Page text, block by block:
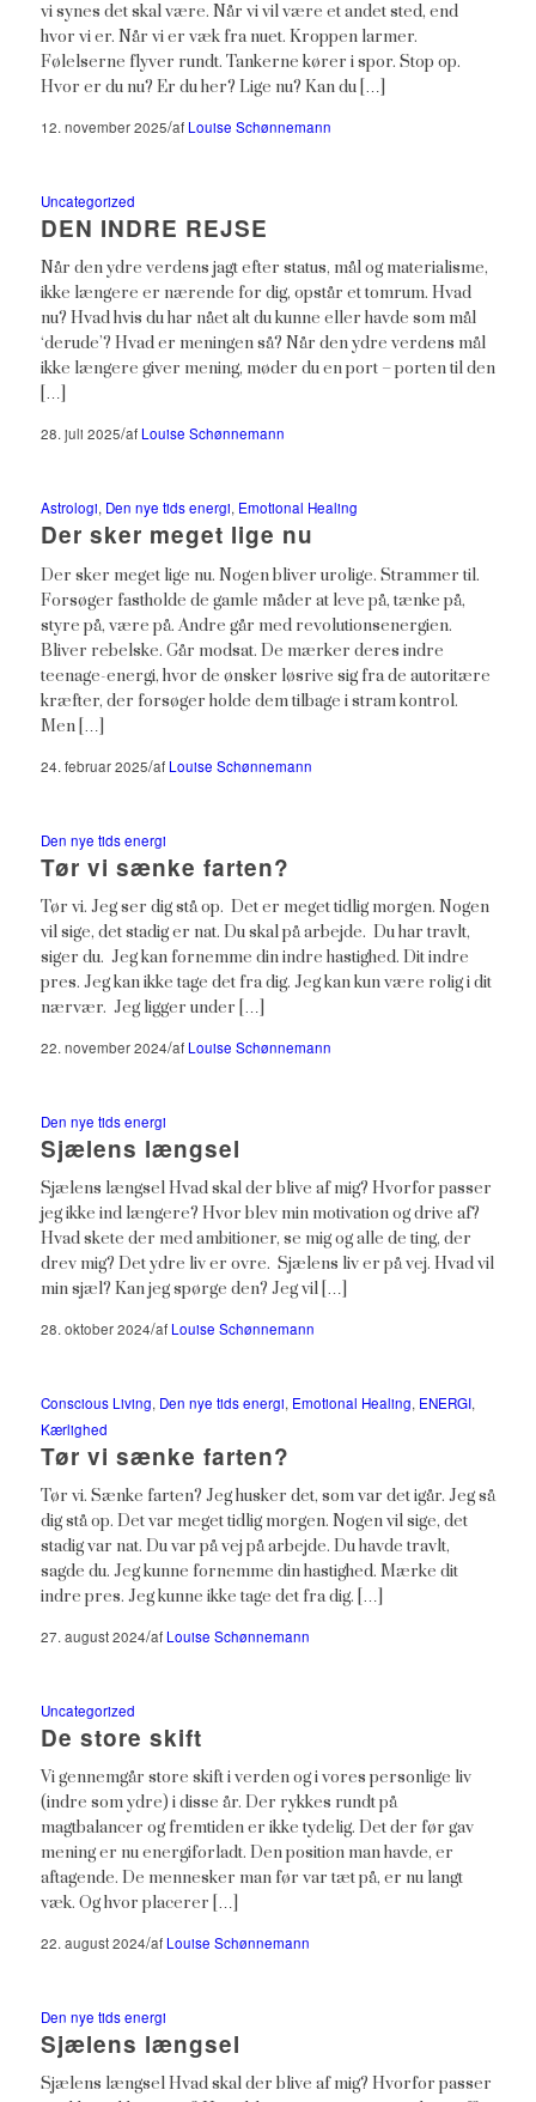
vi synes det skal være. Når vi vil være et andet sted, end
hvor vi er. Når vi er væk fra nuet. Kroppen larmer.
Følelserne flyver rundt. Tankerne kører i spor. Stop op.
Hvor er du nu? Er du her? Lige nu? Kan du […]
12. november 2025/af Louise Schønnemann
Uncategorized
DEN INDRE REJSE
Når den ydre verdens jagt efter status, mål og materialisme,
ikke længere er nærende for dig, opstår et tomrum. Hvad
nu? Hvad hvis du har nået alt du kunne eller havde som mål
‘derude’? Hvad er meningen så? Når den ydre verdens mål
ikke længere giver mening, møder du en port – porten til den
[…]
28. juli 2025/af Louise Schønnemann
Astrologi, Den nye tids energi, Emotional Healing
Der sker meget lige nu
Der sker meget lige nu. Nogen bliver urolige. Strammer til.
Forsøger fastholde de gamle måder at leve på, tænke på,
styre på, være på. Andre går med revolutionsenergien.
Bliver rebelske. Går modsat. De mærker deres indre
teenage-energi, hvor de ønsker løsrive sig fra de autoritære
kræfter, der forsøger holde dem tilbage i stram kontrol.
Men […]
24. februar 2025/af Louise Schønnemann
Den nye tids energi
Tør vi sænke farten?
Tør vi. Jeg ser dig stå op. Det er meget tidlig morgen. Nogen
vil sige, det stadig er nat. Du skal på arbejde. Du har travlt,
siger du. Jeg kan fornemme din indre hastighed. Dit indre
pres. Jeg kan ikke tage det fra dig. Jeg kan kun være rolig i dit
nærvær. Jeg ligger under […]
22. november 2024/af Louise Schønnemann
Den nye tids energi
Sjælens længsel
Sjælens længsel Hvad skal der blive af mig? Hvorfor passer
jeg ikke ind længere? Hvor blev min motivation og drive af?
Hvad skete der med ambitioner, se mig og alle de ting, der
drev mig? Det ydre liv er ovre. Sjælens liv er på vej. Hvad vil
min sjæl? Kan jeg spørge den? Jeg vil […]
28. oktober 2024/af Louise Schønnemann
Conscious Living, Den nye tids energi, Emotional Healing, ENERGI,
Kærlighed
Tør vi sænke farten?
Tør vi. Sænke farten? Jeg husker det, som var det igår. Jeg så
dig stå op. Det var meget tidlig morgen. Nogen vil sige, det
stadig var nat. Du var på vej på arbejde. Du havde travlt,
sagde du. Jeg kunne fornemme din hastighed. Mærke dit
indre pres. Jeg kunne ikke tage det fra dig. […]
27. august 2024/af Louise Schønnemann
Uncategorized
De store skift
Vi gennemgår store skift i verden og i vores personlige liv
(indre som ydre) i disse år. Der rykkes rundt på
magtbalancer og fremtiden er ikke tydelig. Det der før gav
mening er nu energiforladt. Den position man havde, er
aftagende. De mennesker man før var tæt på, er nu langt
væk. Og hvor placerer […]
22. august 2024/af Louise Schønnemann
Den nye tids energi
Sjælens længsel
Sjælens længsel Hvad skal der blive af mig? Hvorfor passer